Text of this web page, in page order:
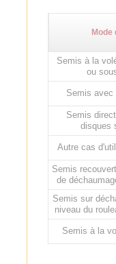
Mode
Semis à la
ou
Semis avec
Semis
disques
Autre cas
Semis
de
Semis sur
niveau du
Semis à la